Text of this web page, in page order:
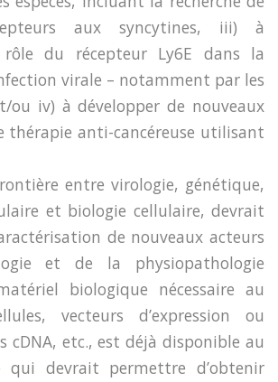
aux syncytines, iii) à
du récepteur Ly6E dans la
virale – notamment par les
ou iv) à développer de nouveaux
thérapie anti-cancéreuse utilisant
entre virologie, génétique,
et biologie cellulaire, devrait
de nouveaux acteurs
et de la physiopathologie
biologique nécessaire au
vecteurs d’expression ou
cDNA, etc., est déjà disponible au
qui devrait permettre d’obtenir